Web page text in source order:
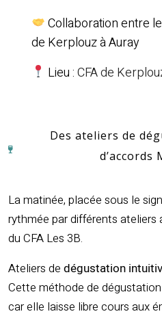
Collaboration entre
de Kerplouz à Auray
Lieu :CFA de
Des ateliers de
d’accords
La matinée, placée sous le
rythmée par différents ateliers
du CFA Les 3B.
Ateliers de dégustation
Cette méthode de
car elle laisse libre cours aux